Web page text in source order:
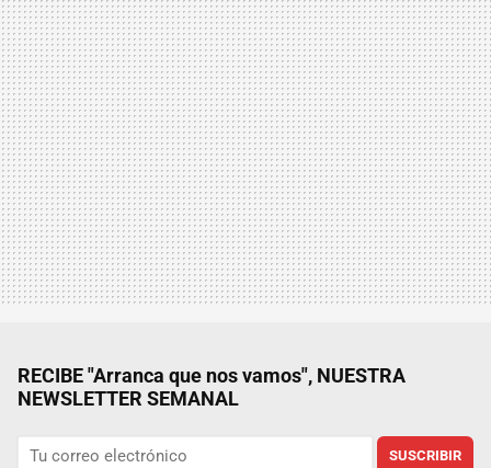
RECIBE "Arranca que nos vamos", NUESTRA
NEWSLETTER SEMANAL
SUSCRIBIR